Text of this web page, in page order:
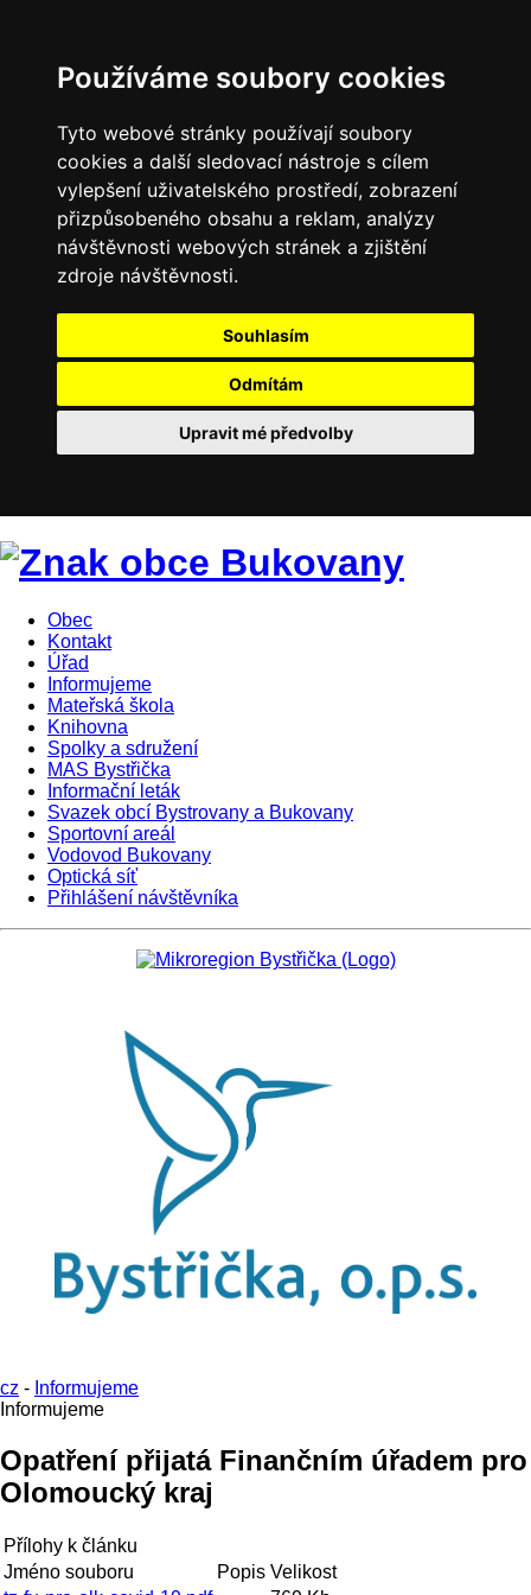
Používáme soubory cookies
Tyto webové stránky používají soubory
cookies a další sledovací nástroje s cílem
vylepšení uživatelského prostředí, zobrazení
přizpůsobeného obsahu a reklam, analýzy
návštěvnosti webových stránek a zjištění
zdroje návštěvnosti.
Souhlasím
Odmítám
Upravit mé předvolby
Obec
Kontakt
Úřad
Informujeme
Mateřská škola
Knihovna
Spolky a sdružení
MAS Bystřička
Informační leták
Svazek obcí Bystrovany a Bukovany
Sportovní areál
Vodovod Bukovany
Optická síť
Přihlášení návštěvníka
cz - Informujeme
Informujeme
Opatření přijatá Finančním úřadem pro
Olomoucký kraj
Přílohy k článku
Jméno souboru
Popis Velikost